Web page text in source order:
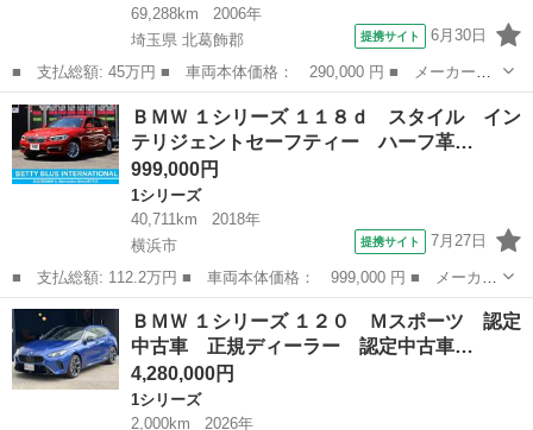
69,288km
2006年
埼玉県 北葛飾郡
提携サイト 6月30日
■ 支払総額: 45万円 ■ 車両本体価格： 290,000 円 ■ メーカー
名： ＢＭＷ ■ 車種名： １シリーズ ■ グレード名： １１８
ｉ Ｍスポーツパッケージ プッシュスタート スマートキー ＨＩ
Ｄヘッドライト 純...
埼玉 北葛飾郡 1シリーズ
ＢＭＷ １シリーズ １１８ｄ スタイル イン
テリジェントセーフティー ハーフ革…
999,000円
1シリーズ
40,711km
2018年
横浜市
提携サイト 7月27日
■ 支払総額: 112.2万円 ■ 車両本体価格： 999,000 円 ■ メーカー
名： ＢＭＷ ■ 車種名： １シリーズ ■ グレード名： １１８
ｄ スタイル インテリジェントセーフティー ハーフ革シート シ
ートヒーター...
神奈川 横浜市 1シリーズ
ＢＭＷ １シリーズ １２０ Ｍスポーツ 認定
中古車 正規ディーラー 認定中古車…
4,280,000円
1シリーズ
2,000km
2026年